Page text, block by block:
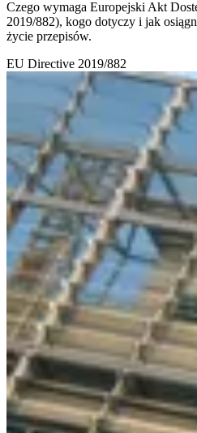
Czego wymaga Europejski Akt
2019/882), kogo dotyczy i jak
życie przepisów.
EU Directive 2019/882